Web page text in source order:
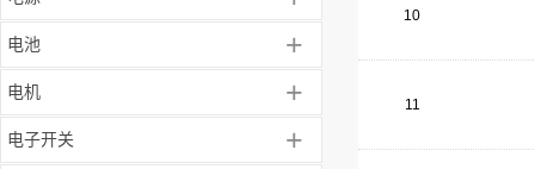
电池 +
电机 +
电子开关 +
10
11